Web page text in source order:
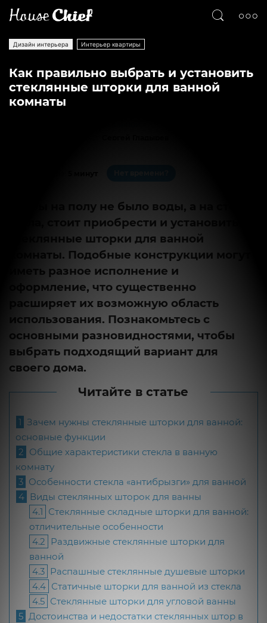
Дизайн интерьера Интерьер квартиры
Как правильно выбрать и установить
стеклянные шторки для ванной
комнаты
Чтобы на полу не было воды, а на стенах
мыла, стоит приобрести и установить
стеклянные шторки для ванной
комнаты. Подобные конструкции могут
иметь разное исполнение и
оформление, что существенно
расширяет их возможную область
использования. Познакомьтесь с
основными разновидностями, чтобы
выбрать подходящий вариант для
своего дома.
Читайте в статье
1 Зачем нужны стеклянные шторки для ванной:
основные функции
2 Общие характеристики стекла в ванную
комнату
3 Особенности стекла «антибрызги» для ванной
4 Виды стеклянных шторок для ванны
4.1 Стеклянные складные шторки для ванной:
отличительные особенности
4.2
Раздвижные стеклянные шторки для
ванной
4.3 Распашные стеклянные душевые шторки
4.4 Статичные шторки для ванной из стекла
4.5 Стеклянные шторки для угловой ванны
5 Достоинства и недостатки стеклянных штор в